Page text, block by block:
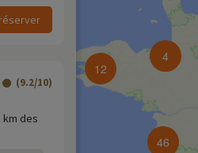
(9.2/10)
km des
46
4
12